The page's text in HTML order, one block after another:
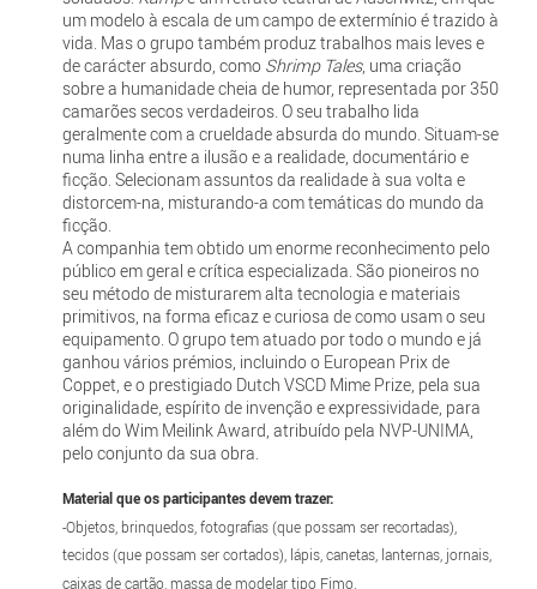
um modelo à escala de um campo de extermínio é trazido à
vida. Mas o grupo também produz trabalhos mais leves e
de carácter absurdo, como Shrimp Tales, uma criação
sobre a humanidade cheia de humor, representada por 350
camarões secos verdadeiros. O seu trabalho lida
geralmente com a crueldade absurda do mundo. Situam-se
numa linha entre a ilusão e a realidade, documentário e
ficção. Selecionam assuntos da realidade à sua volta e
distorcem-na, misturando-a com temáticas do mundo da
ficção.
A companhia tem obtido um enorme reconhecimento pelo
público em geral e crítica especializada. São pioneiros no
seu método de misturarem alta tecnologia e materiais
primitivos, na forma eficaz e curiosa de como usam o seu
equipamento. O grupo tem atuado por todo o mundo e já
ganhou vários prémios, incluindo o European Prix de
Coppet, e o prestigiado Dutch VSCD Mime Prize, pela sua
originalidade, espírito de invenção e expressividade, para
além do Wim Meilink Award, atribuído pela NVP-UNIMA,
pelo conjunto da sua obra.
Material que os participantes devem trazer:
-Objetos, brinquedos, fotografias (que possam ser recortadas),
tecidos (que possam ser cortados), lápis, canetas, lanternas, jornais,
caixas de cartão, massa de modelar tipo Fimo.